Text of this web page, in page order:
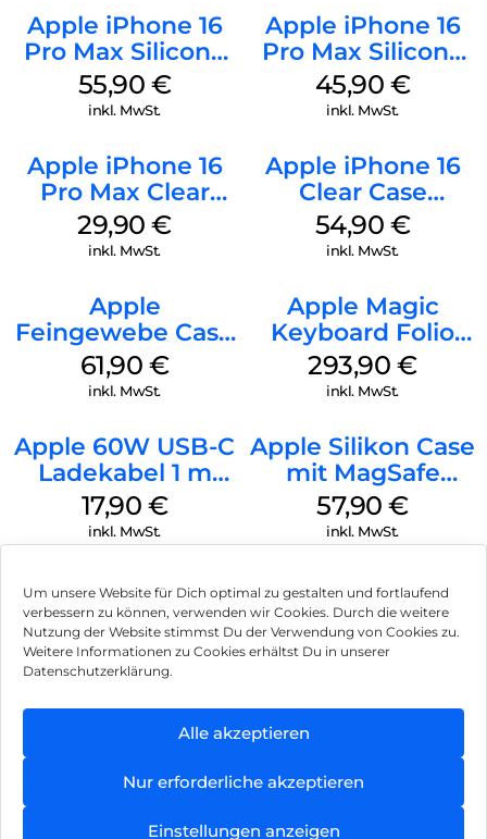
Um unsere Website für Dich optimal zu gestalten und fortlaufend
verbessern zu können, verwenden wir Cookies. Durch die weitere
Nutzung der Website stimmst Du der Verwendung von Cookies zu.
Weitere Informationen zu Cookies erhältst Du in unserer
Datenschutzerklärung.
Alle akzeptieren
Nur erforderliche akzeptieren
Einstellungen anzeigen
Apple iPhone 16
Pro Max Silicone
Case MagSafe
Stone Gray
55,90 €
inkl. MwSt.
Apple iPhone 16
Pro Max Silicone
Case MagSafe
Ultramarine
45,90 €
inkl. MwSt.
Apple iPhone 16
Pro Max Clear
Case MagSafe
Transparent
29,90€
inkl. MwSt.
Apple iPhone 16
Clear Case
MagSafe
Transparent
54,90 €
inkl. MwSt.
Apple
Feingewebe Case
iPhone 15 Pro
MagSafe Schwarz
61,90 €
inkl. MwSt.
Apple Magic
Keyboard Folio
iPad 10.9″ (10.Gen.)
Weiß
293,90€
inkl. MwSt.
Apple 60W USB-C
Ladekabel 1 m
Weiß
17,90 €
inkl. MwSt.
Apple Silikon Case
mit MagSafe
iPhone 14 Pro
(PRODUCT)RED
57,90€
inkl. MwSt.
Impressum
Hinweis zur Batterieentsorgung
Können wir Dir behilflich sein?